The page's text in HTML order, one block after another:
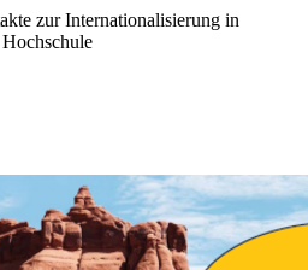
zur Internationalisierung in